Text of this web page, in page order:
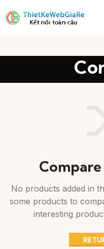
No products added in
some products to
interesting